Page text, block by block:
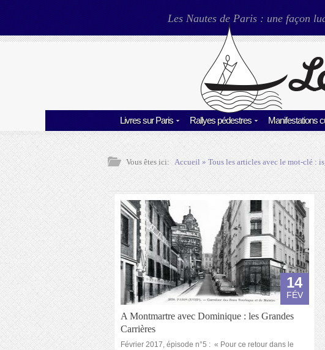
Les Nautes de Paris : une façon
Livres sur Paris Rallyes pédestres Manifestations
Vous êtes ici: Accueil» Tous les articles avec le mot-clé :
14
FÉV
A Montmartre avec Dominique : les Grandes
Carrières
Février 2017, épisode n°5 : « Pour ce retour dans le